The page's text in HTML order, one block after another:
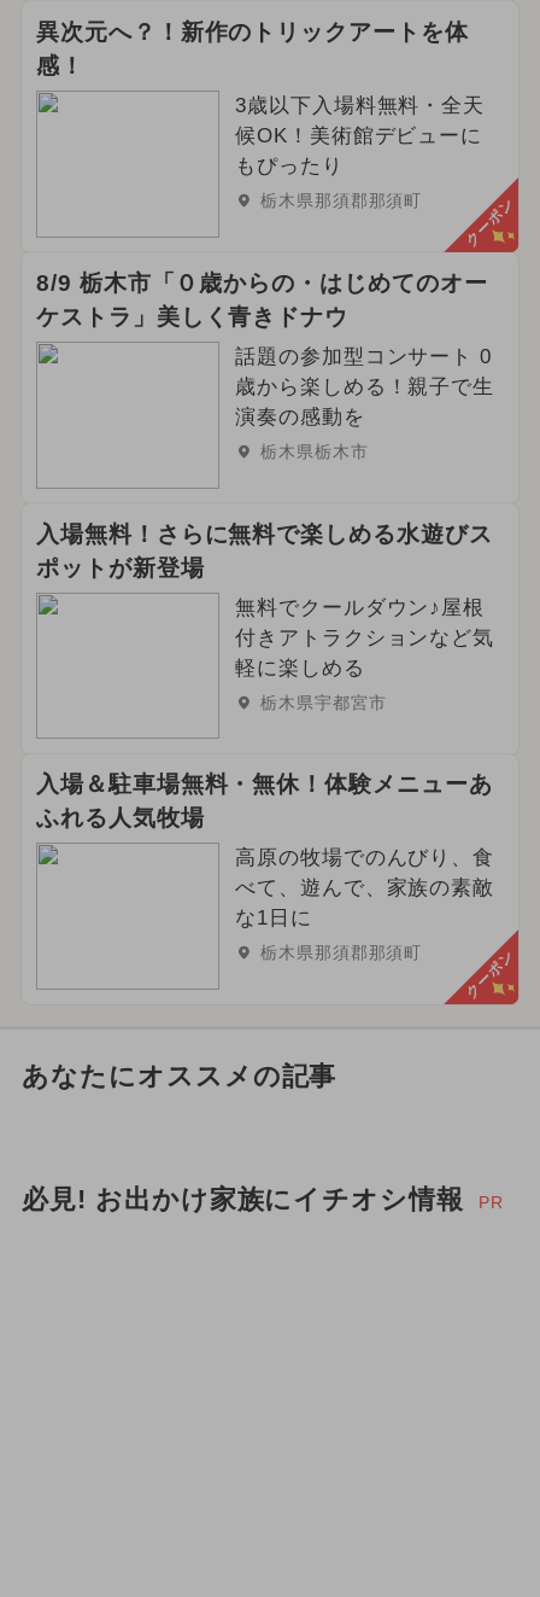
異次元へ？！新作のトリックアートを体
感！
3歳以下入場料無料・全天
候OK！美術館デビューに
もぴったり
栃木県那須郡那須町 クーポン
8/9 栃木市「０歳からの・はじめてのオー
ケストラ」美しく青きドナウ
話題の参加型コンサート 0
歳から楽しめる！親子で生
演奏の感動を
栃木県栃木市
入場無料！さらに無料で楽しめる水遊びス
ポットが新登場
無料でクールダウン♪屋根
付きアトラクションなど気
軽に楽しめる
栃木県宇都宮市
入場＆駐車場無料・無休！体験メニューあ
ふれる人気牧場
高原の牧場でのんびり、食
べて、遊んで、家族の素敵
な1日に
栃木県那須郡那須町 クーポン
あなたにオススメの記事
必見! お出かけ家族にイチオシ情報 PR